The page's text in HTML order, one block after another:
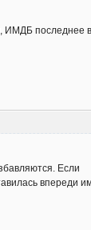
ИМДБ последнее
Если
впереди